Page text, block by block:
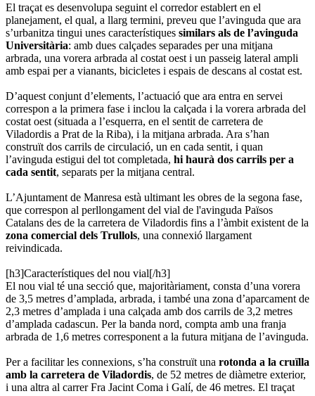
El traçat es desenvolupa seguint el corredor establert en el
planejament, el qual, a llarg termini, preveu que l’avinguda que ara
s’urbanitza tingui unes característiques similars als de l’avinguda
Universitària: amb dues calçades separades per una mitjana
arbrada, una vorera arbrada al costat oest i un passeig lateral ampli
amb espai per a vianants, bicicletes i espais de descans al costat est.
D’aquest conjunt d’elements, l’actuació que ara entra en servei
correspon a la primera fase i inclou la calçada i la vorera arbrada del
costat oest (situada a l’esquerra, en el sentit de carretera de
Viladordis a Prat de la Riba), i la mitjana arbrada. Ara s’han
construït dos carrils de circulació, un en cada sentit, i quan
l’avinguda estigui del tot completada, hi haurà dos carrils per a
cada sentit, separats per la mitjana central.
L’Ajuntament de Manresa està ultimant les obres de la segona fase,
que correspon al perllongament del vial de l'avinguda Països
Catalans des de la carretera de Viladordis fins a l’àmbit existent de la
zona comercial dels Trullols, una connexió llargament
reivindicada.
[h3]Característiques del nou vial[/h3]
El nou vial té una secció que, majoritàriament, consta d’una vorera
de 3,5 metres d’amplada, arbrada, i també una zona d’aparcament de
2,3 metres d’amplada i una calçada amb dos carrils de 3,2 metres
d’amplada cadascun. Per la banda nord, compta amb una franja
arbrada de 1,6 metres corresponent a la futura mitjana de l’avinguda.
Per a facilitar les connexions, s’ha construït una rotonda a la cruïlla
amb la carretera de Viladordis, de 52 metres de diàmetre exterior,
i una altra al carrer Fra Jacint Coma i Galí, de 46 metres. El traçat